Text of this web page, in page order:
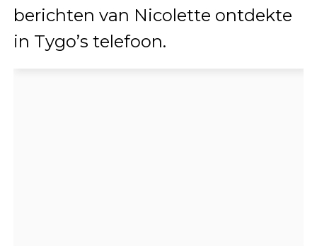
berichten van Nicolette ontdekte
in Tygo’s telefoon.